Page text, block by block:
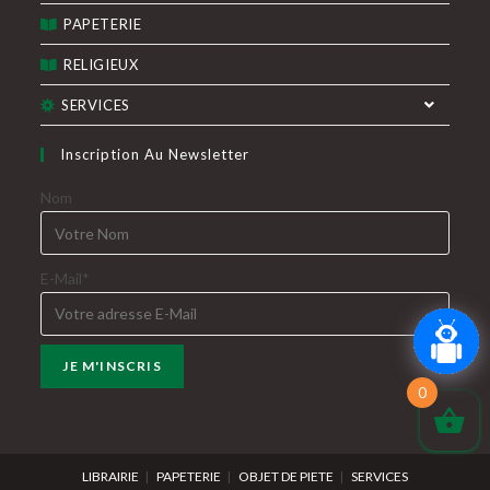
PAPETERIE
RELIGIEUX
SERVICES
Inscription Au Newsletter
Nom
E-Mail*
LIBRAIRIE PAPETERIE OBJET DE PIETE SERVICES
0